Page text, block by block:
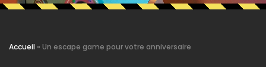
Accueil » Un escape game pour votre anniversaire